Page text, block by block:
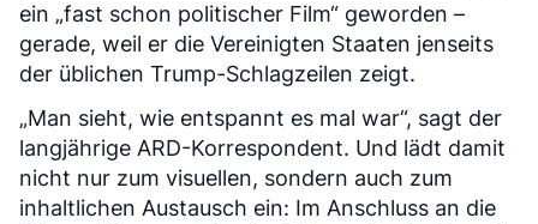
ein „fast schon politischer Film“ geworden –
gerade, weil er die Vereinigten Staaten jenseits
der üblichen Trump-Schlagzeilen zeigt.
„Man sieht, wie entspannt es mal war“, sagt der
langjährige ARD-Korrespondent. Und lädt damit
nicht nur zum visuellen, sondern auch zum
inhaltlichen Austausch ein: Im Anschluss an die